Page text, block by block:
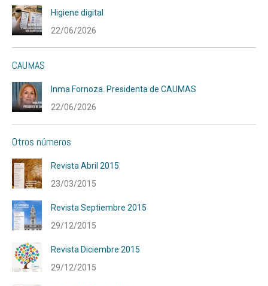
Higiene digital
22/06/2026
CAUMAS
Inma Fornoza. Presidenta de CAUMAS
22/06/2026
Otros números
Revista Abril 2015
23/03/2015
Revista Septiembre 2015
29/12/2015
Revista Diciembre 2015
29/12/2015